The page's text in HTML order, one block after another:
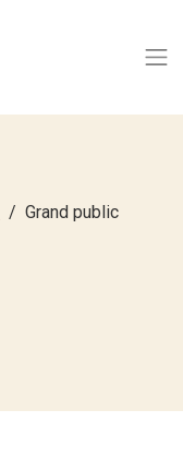
Grand public